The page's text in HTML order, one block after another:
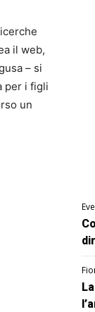
il web,
– si
per i figli
un